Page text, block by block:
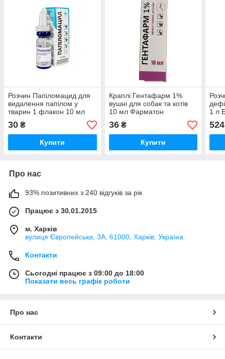
Розчин Папіломацид для
видалення папілом у
тварин 1 флакон 10 мл
Фарматон
30 ₴
Купити
Краплі Гентафарм 1%
вушні для собак та котів
10 мл Фарматон
36₴
Купити
1 л
524
Про нас
93% позитивних з 240 відгуків за рік
Працює з 30.01.2015
м. Харків
вулиця Європейська, 3А, 61000, Харків, Україна
Контакти
Сьогодні працює з 09:00 до 18:00
Показати весь графік роботи
Про нас
Контакти